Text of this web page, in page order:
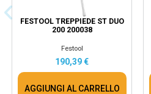
FESTOOL TREPPIEDE ST DUO
200 200038
Festool
190,39 €
AGGIUNGI AL CARRELLO